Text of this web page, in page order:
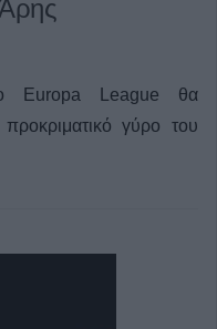
Europa League θα
γύρο του